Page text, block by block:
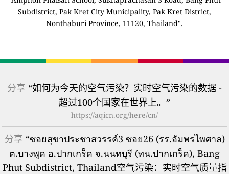
Subdistrict, Pak Kret City Municipality, Pak Kret District,
Nonthaburi Province, 11120, Thailand".
分享 “如何为今天的空气污染？实时空气污染的数据 -
超过100个国家在世界上。”
https://aqicn.org/here/cn/
分享 “ซอยสุขาประชาสวรรค์3 ซอย26 (รร.อัมพรไพศาล)
ต.บางพูด อ.ปากเกร็ด จ.นนทบุรี (ทน.ปากเกร็ด), Bang
Phut Subdistrict, Thailand空气污染：实时空气质量指